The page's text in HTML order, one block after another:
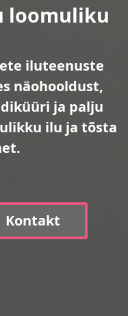
loomuliku
iluteenuste
näohooldust,
ja palju
ilu ja tõsta
Kontakt